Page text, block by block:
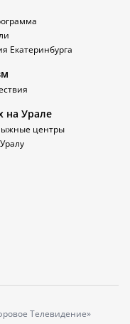
Екатеринбурга
на Урале
центры
Телевидение»